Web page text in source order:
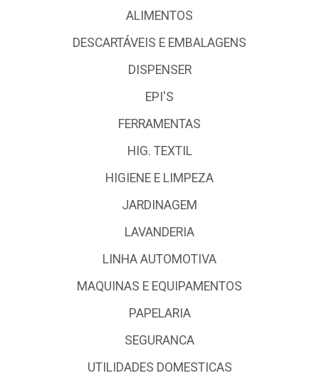
ALIMENTOS
DESCARTÁVEIS E EMBALAGENS
DISPENSER
EPI'S
FERRAMENTAS
HIG. TEXTIL
HIGIENE E LIMPEZA
JARDINAGEM
LAVANDERIA
LINHA AUTOMOTIVA
MAQUINAS E EQUIPAMENTOS
PAPELARIA
SEGURANCA
UTILIDADES DOMESTICAS